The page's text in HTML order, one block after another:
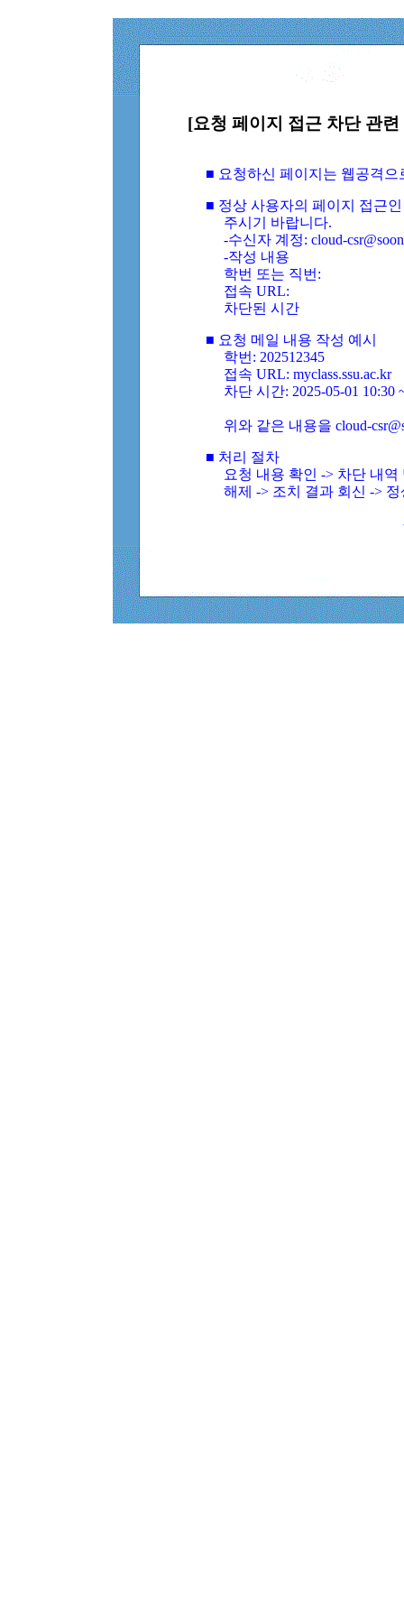
[요청 페이지 접근 차단 관
■ 요청하신 페이지는 웹공격
■ 정상 사용자의 페이지 접근
주시기 바랍니다.
-수신자 계정: cloud-
-작성 내용
학번 또는 직번:
접속 URL:
차단된 시간
■ 요청 메일 내용 작성 예시
학번: 202512345
접속 URL: myclass.ssu.ac.kr
차단 시간: 2025-05-01 10:30
위와 같은 내용을 cloud-
■ 처리 절차
요청 내용 확인 -> 차단 내
해제 -> 조치 결과 회신 ->